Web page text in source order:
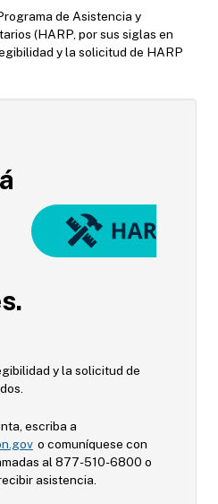
de Asistencia y
(HARP, por sus siglas en
y la solicitud de HARP
y la solicitud de
escriba a
o comuníquese con
al 877-510-6800 o
asistencia.